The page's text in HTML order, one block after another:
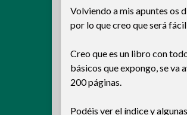
Volviendo a mis apuntes os
por lo que creo que será
Creo que es un libro con
básicos que expongo, se va
200 páginas.
Podéis ver el índice y